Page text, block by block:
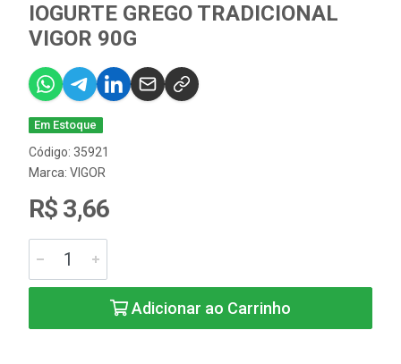
IOGURTE GREGO TRADICIONAL
VIGOR 90G
Em Estoque
Código: 35921
Marca: VIGOR
R$ 3,66
Adicionar ao Carrinho